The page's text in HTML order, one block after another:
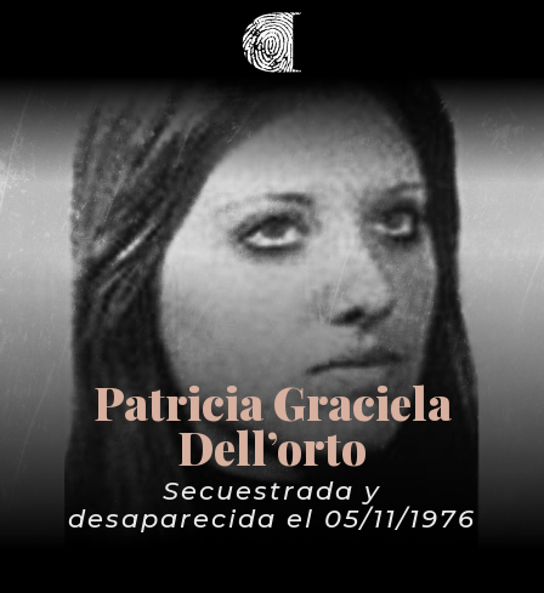
Patricia Graciela
Dell’orto
Secuestrada y
desaparecida el 05/11/1976